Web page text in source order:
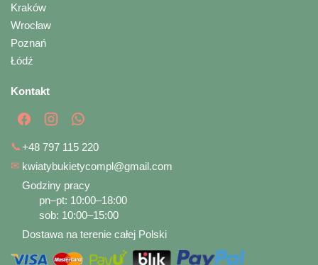
Kraków
Wrocław
Poznań
Łódź
Kontakt
📞+48 797 115 220
✉ kwiatybukietycompl@gmail.com
Godziny pracy
pn–pt: 10:00–18:00
sob: 10:00–15:00
Dostawa na terenie całej Polski